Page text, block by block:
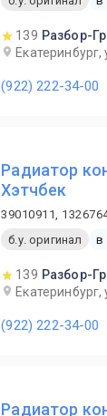
139 Разбор-
Екатеринбург,
(922) 222-34-00
Радиатор
Хэтчбек
39010911,
б.у. оригинал
в
139 Разбор-
Екатеринбург,
(922) 222-34-00
Радиатор